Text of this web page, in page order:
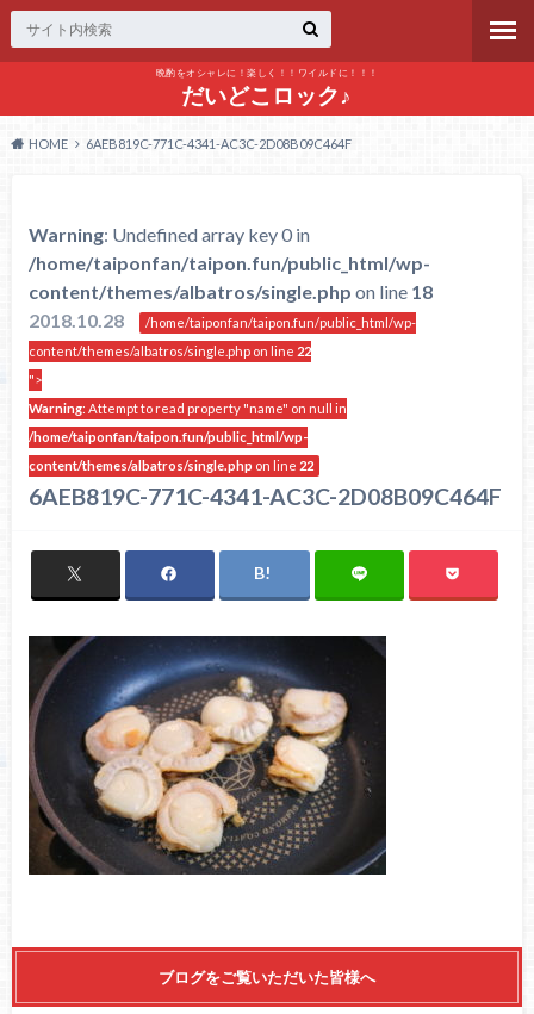
晩酌をオシャレに！楽しく！！ワイルドに！！！
だいどこロック♪
HOME 6AEB819C-771C-4341-AC3C-2D08B09C464F
Warning: Undefined array key 0 in
/home/taiponfan/taipon.fun/public_html/wp-
content/themes/albatros/single.php on line 18
2018.10.28
/home/taiponfan/taipon.fun/public_html/wp-
content/themes/albatros/single.php on line 22
">
Warning: Attempt to read property "name" on null in
/home/taiponfan/taipon.fun/public_html/wp-
content/themes/albatros/single.php on line 22
6AEB819C-771C-4341-AC3C-2D08B09C464F
ブログをご覧いただいた皆様へ